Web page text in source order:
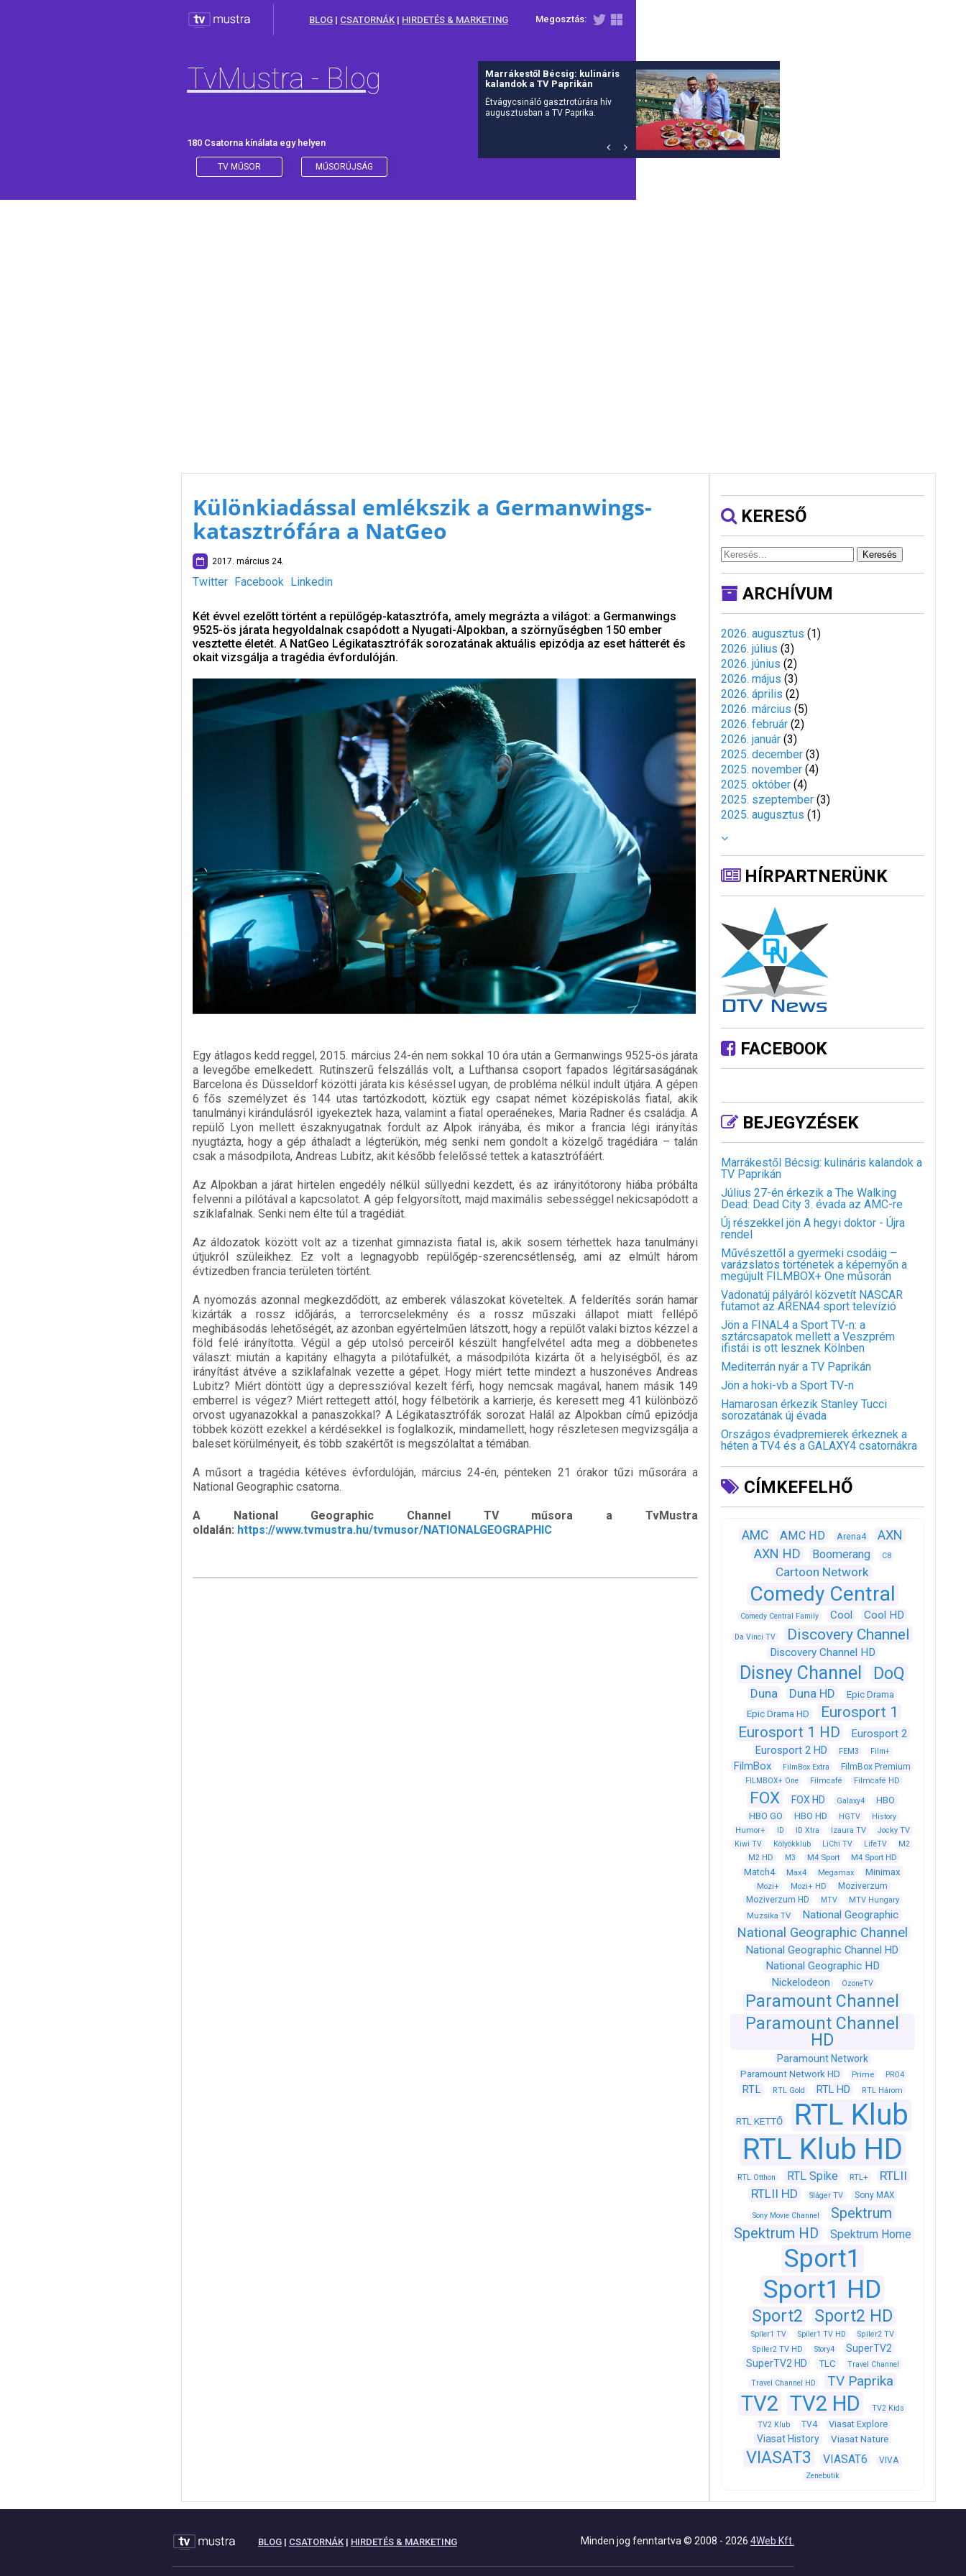
Megosztás:
BLOG | CSATORNÁK | HIRDETÉS & MARKETING
TvMustra - Blog
180 Csatorna kínálata egy helyen
TV MŰSOR MŰSORÚJSÁG
Július 27-én érkezik a The
Walking Dead: Dead City 3.
Már csak néhány nap, és visszatér
Manhattan posztapokaliptikus
debütál itthon is az AMC-n a The
Különkiadással emlékszik a Germanwings-
katasztrófára a NatGeo
2017. március 24.
Twitter Facebook Linkedin
Két évvel ezelőtt történt a repülőgép-katasztrófa, amely megrázta a világot: a Germanwings
9525-ös járata hegyoldalnak csapódott a Nyugati-Alpokban, a szörnyűségben 150 ember
vesztette életét. A NatGeo Légikatasztrófák sorozatának aktuális epizódja az eset hátterét és
okait vizsgálja a tragédia évfordulóján.
Egy átlagos kedd reggel, 2015. március 24-én nem sokkal 10 óra után a Germanwings 9525-ös járata
a levegőbe emelkedett. Rutinszerű felszállás volt, a Lufthansa csoport fapados légitársaságának
Barcelona és Düsseldorf közötti járata kis késéssel ugyan, de probléma nélkül indult útjára. A gépen
6 fős személyzet és 144 utas tartózkodott, köztük egy csapat német középiskolás fiatal, akik
tanulmányi kirándulásról igyekeztek haza, valamint a fiatal operaénekes, Maria Radner és családja. A
repülő Lyon mellett északnyugatnak fordult az Alpok irányába, és mikor a francia légi irányítás
nyugtázta, hogy a gép áthaladt a légterükön, még senki nem gondolt a közelgő tragédiára – talán
csak a másodpilota, Andreas Lubitz, akit később felelőssé tettek a katasztrófáért.
Az Alpokban a járat hirtelen engedély nélkül süllyedni kezdett, és az irányitótorony hiába próbálta
felvenni a pilótával a kapcsolatot. A gép felgyorsított, majd maximális sebességgel nekicsapódott a
sziklafalnak. Senki nem élte túl a tragédiát.
Az áldozatok között volt az a tizenhat gimnazista fiatal is, akik sosem térhettek haza tanulmányi
útjukról szüleikhez. Ez volt a legnagyobb repülőgép-szerencsétlenség, ami az elmúlt három
évtizedben francia területen történt.
A nyomozás azonnal megkezdődött, az emberek válaszokat követeltek. A felderítés során hamar
kizárták a rossz időjárás, a terrorcselekmény és a rossz műszaki állapot miatt fellépő
meghibásodás lehetőségét, az azonban egyértelműen látszott, hogy a repülőt valaki biztos kézzel a
föld felé irányította. Végül a gép utolsó perceiről készült hangfelvétel adta meg a döbbenetes
választ: miután a kapitány elhagyta a pilótafülkét, a másodpilóta kizárta őt a helyiségből, és az
irányítást átvéve a sziklafalnak vezette a gépet. Hogy miért tette mindezt a huszonéves Andreas
Lubitz? Miért döntött úgy a depresszióval kezelt férfi, hogy nemcsak magával, hanem másik 149
emberrel is végez? Miért rettegett attól, hogy félbetörik a karrierje, és keresett meg 41 különböző
orvost ugyanazokkal a panaszokkal? A Légikatasztrófák sorozat Halál az Alpokban című epizódja
többek között ezekkel a kérdésekkel is foglalkozik, mindamellett, hogy részletesen megvizsgálja a
baleset körülményeit, és több szakértőt is megszólaltat a témában.
A műsort a tragédia kétéves évfordulóján, március 24-én, pénteken 21 órakor tűzi műsorára a
National Geographic csatorna.
A National Geographic Channel TV műsora a TvMustra
oldalán: https://www.tvmustra.hu/tvmusor/NATIONALGEOGRAPHIC
KERESŐ
Keresés
ARCHÍVUM
2026. augusztus (1)
2026. július (3)
2026. június (2)
2026. május (3)
2026. április (2)
2026. március (5)
2026. február (2)
2026. január (3)
2025. december (3)
2025. november (4)
2025. október (4)
2025. szeptember (3)
2025. augusztus (1)
HÍRPARTNERÜNK
FACEBOOK
BEJEGYZÉSEK
Marrákestől Bécsig: kulináris kalandok a
TV Paprikán
Július 27-én érkezik a The Walking
Dead: Dead City 3. évada az AMC-re
Új részekkel jön A hegyi doktor - Újra
rendel
Művészettől a gyermeki csodáig –
varázslatos történetek a képernyőn a
megújult FILMBOX+ One műsorán
Vadonatúj pályáról közvetít NASCAR
futamot az ARENA4 sport televízió
Jön a FINAL4 a Sport TV-n: a
sztárcsapatok mellett a Veszprém
ifistái is ott lesznek Kölnben
Mediterrán nyár a TV Paprikán
Jön a hoki-vb a Sport TV-n
Hamarosan érkezik Stanley Tucci
sorozatának új évada
Országos évadpremierek érkeznek a
héten a TV4 és a GALAXY4 csatornákra
CÍMKEFELHŐ
AMC AMC HD Arena4
AXN
AXN HD
Boomerang C8
Cartoon Network
Comedy Central
Comedy Central Family Cool Cool HD
Da Vinci TV Discovery Channel
Discovery Channel HD
Disney Channel DoQ
Duna Duna HD
Epic Drama
Epic Drama HD
Eurosport 1
Eurosport 1 HD
Eurosport 2
Eurosport 2 HD
FEM3 Film+
FilmBox FilmBox Extra FilmBox Premium
FILMBOX+ One Filmcafé Filmcafé HD
FOX FOX HD Galaxy4
HBO
HBO GO
HBO HD HGTV
History
Humor+
ID ID Xtra Izaura TV
Jocky TV
Kiwi TV
Kölyökklub LiChi TV LifeTV
M2
M2 HD
M3 M4 Sport M4 Sport HD
Match4 Max4 Megamax Minimax
Mozi+ Mozi+ HD
Moziverzum
Moziverzum HD
MTV MTV Hungary
Muzsika TV National Geographic
National Geographic Channel
National Geographic Channel HD
National Geographic HD
Nickelodeon
OzoneTV
Paramount Channel
Paramount Channel
HD
Paramount Network
Paramount Network HD Prime PRO4
RTL RTL Gold RTL HD RTL Három
RTL KETTŐ
RTL Klub
RTL Klub HD
RTL Otthon RTL Spike RTL+
RTLII
RTLII HD
Sláger TV Sony MAX
Sony Movie Channel
Spektrum
Spektrum HD
Spektrum Home
Sport1
Sport1 HD
Sport2 Sport2 HD
Spíler1 TV Spíler1 TV HD
Spíler2 TV
Spíler2 TV HD
Story4
SuperTV2
SuperTV2 HD
TLC
Travel Channel
Travel Channel HD
TV Paprika
TV2 TV2 HD
TV2 Kids
TV2 Klub
TV4 Viasat Explore
Viasat History Viasat Nature
VIASAT3 VIASAT6 VIVA
Zenebutik
BLOG| CSATORNÁK| HIRDETÉS & MARKETING Minden jog fenntartva © 2008 - 2026 4Web Kft.